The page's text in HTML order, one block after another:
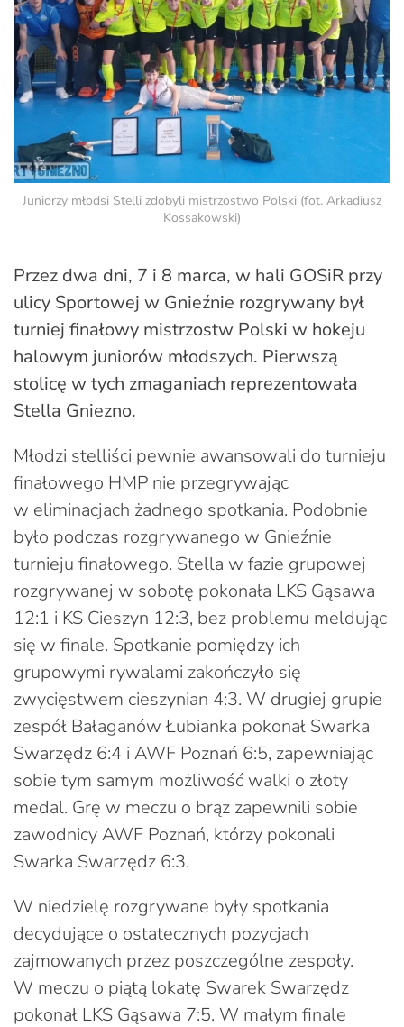
Juniorzy młodsi Stelli zdobyli mistrzostwo Polski (fot. Arkadiusz
Kossakowski)
Przez dwa dni, 7 i 8 marca, w hali GOSiR przy
ulicy Sportowej w Gnieźnie rozgrywany był
turniej finałowy mistrzostw Polski w hokeju
halowym juniorów młodszych. Pierwszą
stolicę w tych zmaganiach reprezentowała
Stella Gniezno.
Młodzi stelliści pewnie awansowali do turnieju
finałowego HMP nie przegrywając
w eliminacjach żadnego spotkania. Podobnie
było podczas rozgrywanego w Gnieźnie
turnieju finałowego. Stella w fazie grupowej
rozgrywanej w sobotę pokonała LKS Gąsawa
12:1 i KS Cieszyn 12:3, bez problemu meldując
się w finale. Spotkanie pomiędzy ich
grupowymi rywalami zakończyło się
zwycięstwem cieszynian 4:3. W drugiej grupie
zespół Bałaganów Łubianka pokonał Swarka
Swarzędz 6:4 i AWF Poznań 6:5, zapewniając
sobie tym samym możliwość walki o złoty
medal. Grę w meczu o brąz zapewnili sobie
zawodnicy AWF Poznań, którzy pokonali
Swarka Swarzędz 6:3.
W niedzielę rozgrywane były spotkania
decydujące o ostatecznych pozycjach
zajmowanych przez poszczególne zespoły.
W meczu o piątą lokatę Swarek Swarzędz
pokonał LKS Gąsawa 7:5. W małym finale